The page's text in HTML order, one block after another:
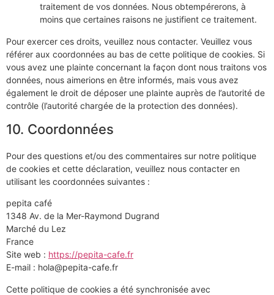
traitement de vos données. Nous obtempérerons, à
moins que certaines raisons ne justifient ce traitement.
Pour exercer ces droits, veuillez nous contacter. Veuillez vous
référer aux coordonnées au bas de cette politique de cookies. Si
vous avez une plainte concernant la façon dont nous traitons vos
données, nous aimerions en être informés, mais vous avez
également le droit de déposer une plainte auprès de l’autorité de
contrôle (l’autorité chargée de la protection des données).
10. Coordonnées
Pour des questions et/ou des commentaires sur notre politique
de cookies et cette déclaration, veuillez nous contacter en
utilisant les coordonnées suivantes :
pepita café
1348 Av. de la Mer-Raymond Dugrand
Marché du Lez
France
Site web : https://pepita-cafe.fr
E-mail : hola@pepita-cafe.fr
Cette politique de cookies a été synchronisée avec